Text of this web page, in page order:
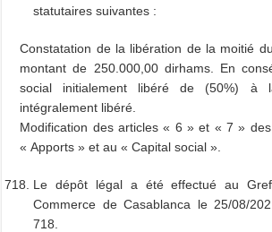
statutaires suivantes :
Constatation de la libération de la moitié
montant de 250.000,00 dirhams. En
social initialement libéré de (50%) à
intégralement libéré.
Modification des articles « 6 » et « 7 »
« Apports » et au « Capital social ».
Le dépôt légal a été effectué au
Commerce de Casablanca le 25/08/
718.